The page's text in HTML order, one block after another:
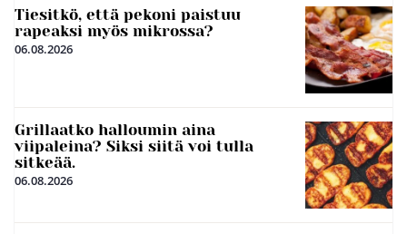
Tiesitkö, että pekoni paistuu
rapeaksi myös mikrossa?
06.08.2026
Grillaatko halloumin aina
viipaleina? Siksi siitä voi tulla
sitkeää.
06.08.2026